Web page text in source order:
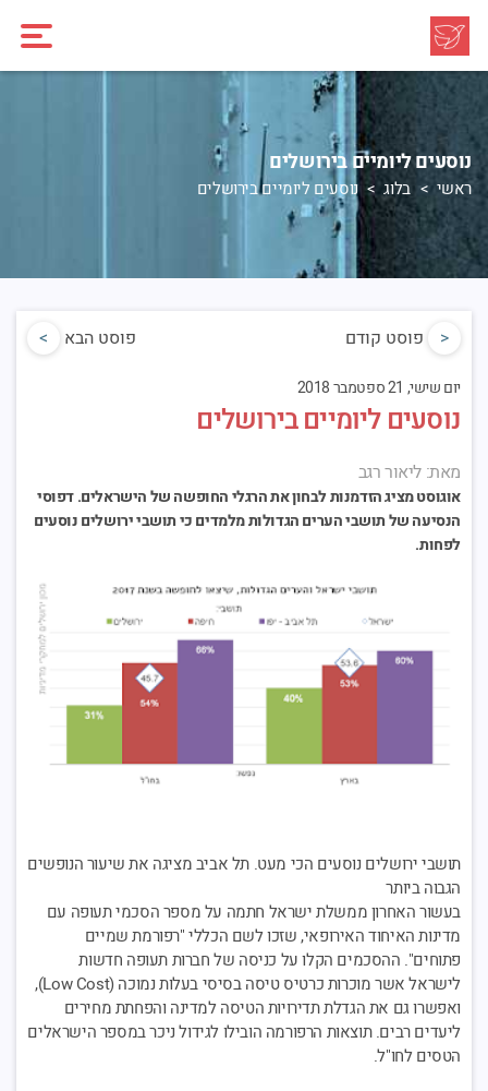
נוסעים ליומיים בירושלים
ראשי בלוג נוסעים ליומיים בירושלים
< פוסט קודם פוסט הבא >
יום שישי, 21 ספטמבר 2018
נוסעים ליומיים בירושלים
מאת: ליאור רגב
אוגוסט מציג הזדמנות לבחון את הרגלי החופשה של הישראלים. דפוסי
הנסיעה של תושבי הערים הגדולות מלמדים כי תושבי ירושלים נוסעים
לפחות.
תושבי ירושלים נוסעים הכי מעט. תל אביב מציגה את שיעור הנופשים
הגבוה ביותר
בעשור האחרון ממשלת ישראל חתמה על מספר הסכמי תעופה עם
מדינות האיחוד האירופאי, שזכו לשם הכללי "רפורמת שמיים
פתוחים". ההסכמים הקלו על כניסה של חברות תעופה חדשות
לישראל אשר מוכרות כרטיס טיסה בסיסי בעלות נמוכה (Low Cost),
ואפשרו גם את הגדלת תדירויות הטיסה למדינה והפחתת מחירים
ליעדים רבים. תוצאות הרפורמה הובילו לגידול ניכר במספר הישראלים
הטסים לחו"ל.